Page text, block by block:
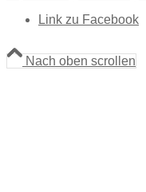
Link zu Facebook
Nach oben scrollen